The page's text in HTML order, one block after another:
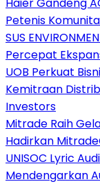
Petenis
SUS
Percepat
UOB Perkuat
Kemitraan
Investors
Mitrade Raih
Hadirkan
UNISOC Lyric
Mendengarkan